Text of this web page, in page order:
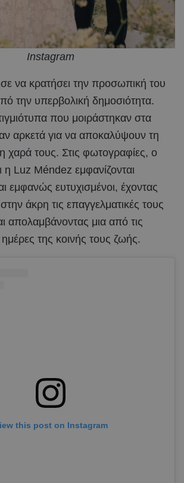
Instagram
να κρατήσει την προσωπική του
την υπερβολική δημοσιότητα.
που μοιράστηκαν στα
αρκετά για να αποκαλύψουν τη
χαρά τους. Στις φωτογραφίες, ο
Luz Méndez εμφανίζονται
εμφανώς ευτυχισμένοι, έχοντας
άκρη τις επαγγελματικές τους
απολαμβάνοντας μια από τις
της κοινής τους ζωής.
this post on Instagram